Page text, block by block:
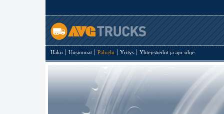
Haku Uusimmat Palvelu Yritys Yhteystiedot ja ajo-ohje